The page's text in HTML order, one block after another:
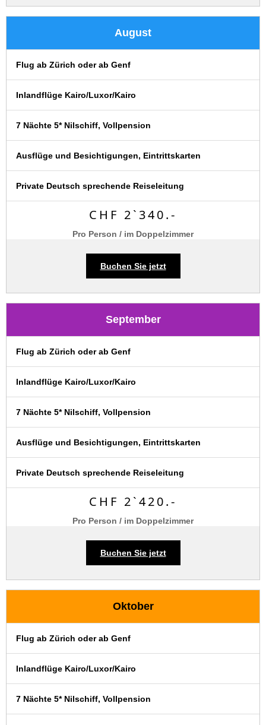
August
Flug ab Zürich oder ab Genf
Inlandflüge Kairo/Luxor/Kairo
7 Nächte 5* Nilschiff, Vollpension
Ausflüge und Besichtigungen, Eintrittskarten
Private Deutsch sprechende Reiseleitung
CHF 2`340.-
Pro Person / im Doppelzimmer
Buchen Sie jetzt
September
Flug ab Zürich oder ab Genf
Inlandflüge Kairo/Luxor/Kairo
7 Nächte 5* Nilschiff, Vollpension
Ausflüge und Besichtigungen, Eintrittskarten
Private Deutsch sprechende Reiseleitung
CHF 2`420.-
Pro Person / im Doppelzimmer
Buchen Sie jetzt
Oktober
Flug ab Zürich oder ab Genf
Inlandflüge Kairo/Luxor/Kairo
7 Nächte 5* Nilschiff, Vollpension